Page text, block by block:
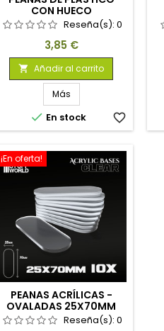
CON HUECO
TRANSPARENTE -
OVALADAS 75X42MM
Reseña(s): 0
Precio
3,85 €
 Añadir al carrito
Más
 En stock favorite_border
¡En oferta!
PEANAS ACRÍLICAS -
OVALADAS 25X70MM
TRANSPARENTES
Reseña(s): 0